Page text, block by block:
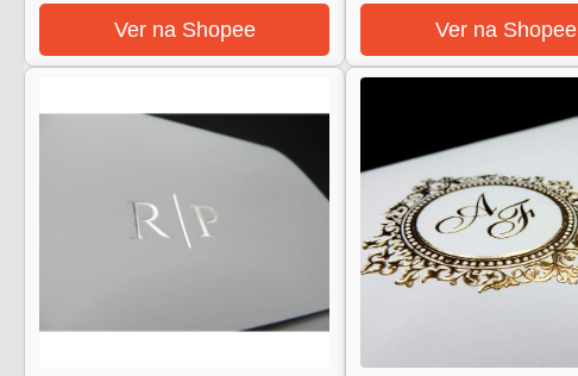
Ver na Shopee Ver na Shopee